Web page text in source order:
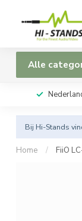
Alle
Bij Hi-Stands
Home / FiiO